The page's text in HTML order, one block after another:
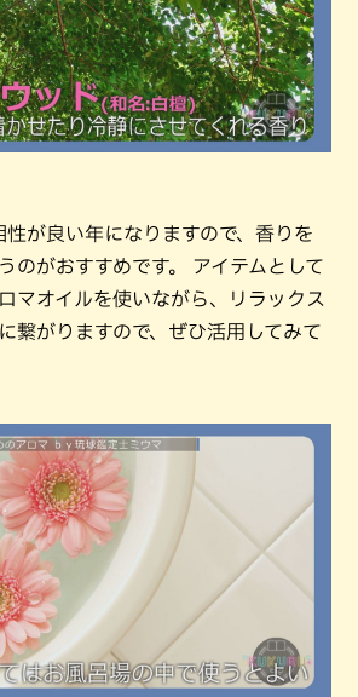
が良い年になりますので、香りを
のがおすすめです。 アイテムとして
マオイルを使いながら、リラックス
繋がりますので、ぜひ活用してみて